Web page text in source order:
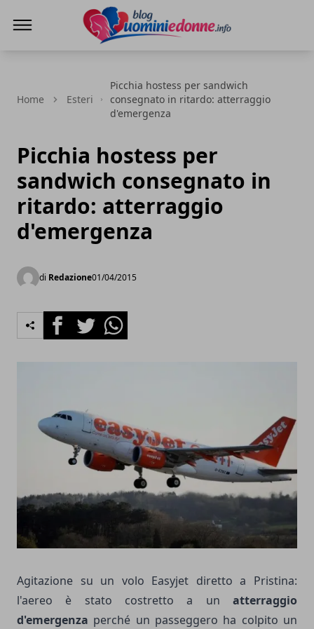
Home Esteri
Picchia hostess per sandwich
consegnato in ritardo: atterraggio
d'emergenza
Picchia hostess per
sandwich consegnato in
ritardo: atterraggio
d'emergenza
di Redazione01/04/2015
FacebookTwitterWhatsapp
Agitazione su un volo Easyjet diretto a Pristina:
l'aereo è stato costretto a un atterraggio
d'emergenza perché un passeggero ha colpito un